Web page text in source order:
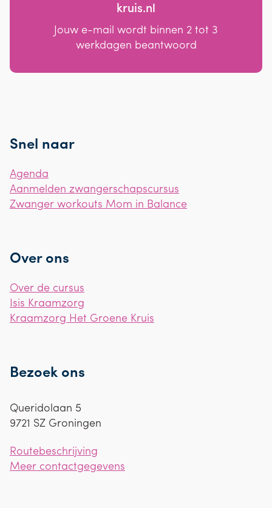
kruis.nl
Jouw e-mail wordt binnen 2 tot 3
werkdagen beantwoord
Snel naar
Agenda
Aanmelden zwangerschapscursus
Zwanger workouts Mom in Balance
Over ons
Over de cursus
Isis Kraamzorg
Kraamzorg Het Groene Kruis
Bezoek ons
Queridolaan 5
9721 SZ Groningen
Routebeschrijving
Meer contactgegevens